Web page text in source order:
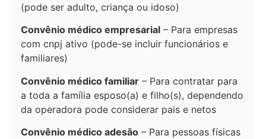
(pode ser adulto, criança ou idoso)
Convênio médico empresarial – Para empresas
com cnpj ativo (pode-se incluir funcionários e
familiares)
Convênio médico familiar – Para contratar para
a toda a família esposo(a) e filho(s), dependendo
da operadora pode considerar pais e netos
Convênio médico adesão – Para pessoas físicas